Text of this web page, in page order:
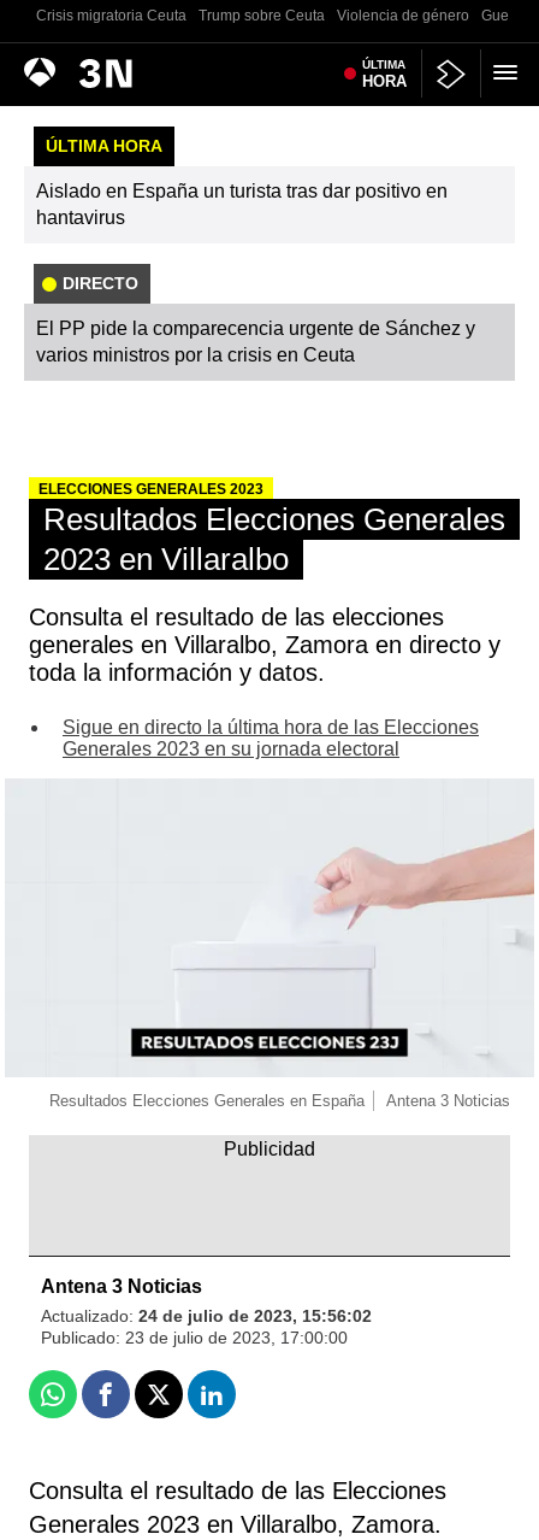
Crisis migratoria Ceuta Trump sobre Ceuta Violencia de género Guerra
Antena
3
Noticias ÚLTIMA
HORA
ÚLTIMA HORA
Aislado en España un turista tras dar positivo en
hantavirus
DIRECTO
El PP pide la comparecencia urgente de Sánchez y
varios ministros por la crisis en Ceuta
ELECCIONES GENERALES 2023
Resultados Elecciones Generales
2023 en Villaralbo
Consulta el resultado de las elecciones
generales en Villaralbo, Zamora en directo y
toda la información y datos.
Sigue en directo la última hora de las Elecciones
Generales 2023 en su jornada electoral
Resultados Elecciones Generales en España Antena 3 Noticias
Antena 3 Noticias
Actualizado: 24 de julio de 2023, 15:56:02
Publicado: 23 de julio de 2023, 17:00:00
WhatsappFacebook
X Linkedin
Consulta el resultado de las Elecciones
Generales 2023 en Villaralbo, Zamora.